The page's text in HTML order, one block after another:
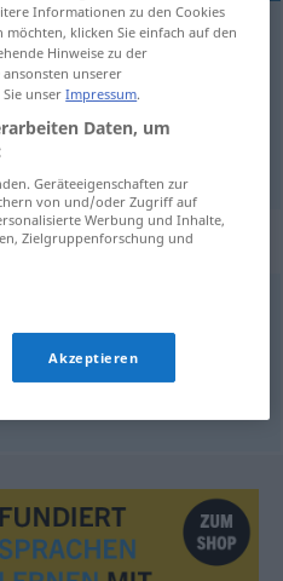
"einwenden"
Informationen zu den Cookies
klicken Sie einfach auf den
Hinweise zu der
unserer
Sie unserImpressum.
Daten, um
Geräteeigenschaften zur
von und/oder Zugriff auf
Werbung und Inhalte,
Zielgruppenforschung und
Akzeptieren